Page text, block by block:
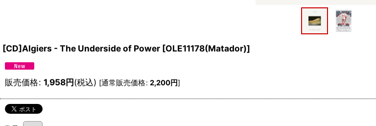
[CD]Algiers - The Underside of Power [OLE11178(Matador)]
販売価格: 1,958円(税込) [通常販売価格: 2,200円]